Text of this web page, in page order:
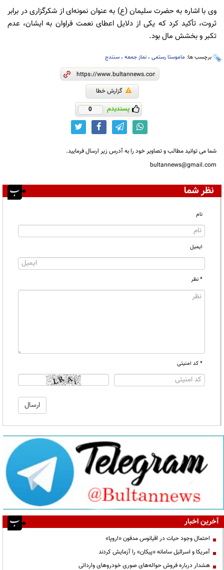
وی با اشاره به حضرت سلیمان (ع) به عنوان نمونه‌ای از شکرگزاری در برابر
ثروت، تأکید کرد که یکی از دلایل اعطای نعمت فراوان به ایشان، عدم
تکبر و بخشش مال بود.
برچسب ها: ماموستا رستمی ، نماز جمعه ، سنندج
گزارش خطا
پسندیدم 0
شما می توانید مطالب و تصاویر خود را به آدرس زیر ارسال فرمایید.
bultannews@gmail.com
نظر شما
نام
ایمیل
* نظر
* کد امنیتی
آخرین اخبار
احتمال وجود حیات در اقیانوس مدفون «اروپا»
آمریکا و اسرائیل سامانه «پیکان» را آزمایش کردند
هشدار درباره فروش حواله‌های صوری خودروهای وارداتی